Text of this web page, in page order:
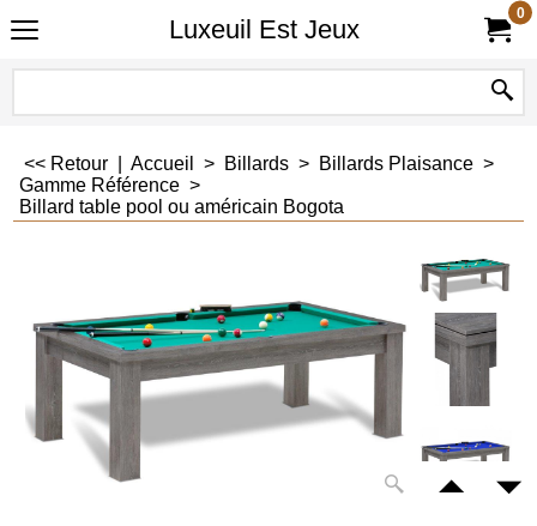
Luxeuil Est Jeux
0
<< Retour Accueil > Billards > Billards Plaisance >
Gamme Référence >
Billard table pool ou américain Bogota